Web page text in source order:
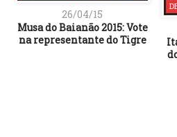
26/04/15
Musa do Baianão 2015: Vote
na representante do Tigre